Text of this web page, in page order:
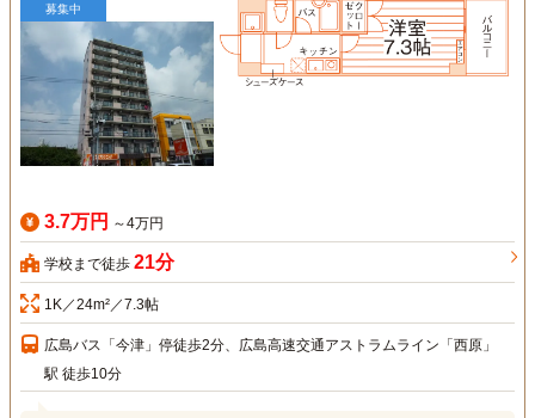
募集中
3.7万円 ～4万円
学校まで徒歩 21分
1K／24m²／7.3帖
広島バス「今津」停徒歩2分、広島高速交通アストラムライン「西原」
駅 徒歩10分